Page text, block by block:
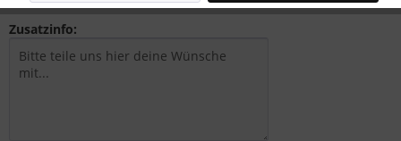
Zusatzinfo: